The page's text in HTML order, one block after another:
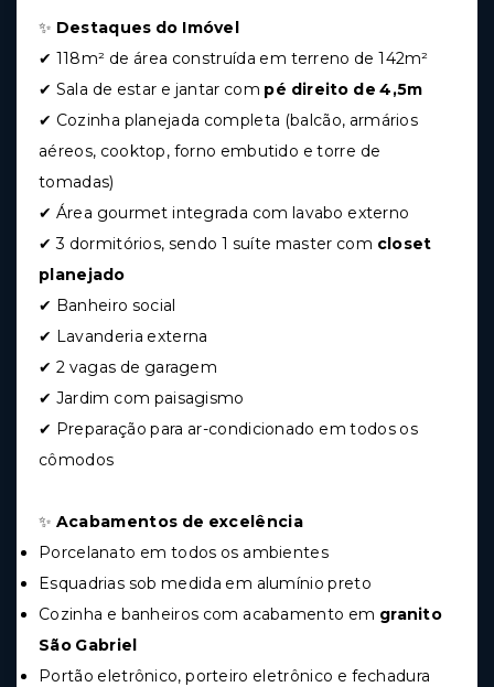
✨ Destaques do Imóvel
✔ 118m² de área construída em terreno de 142m²
✔ Sala de estar e jantar com pé direito de 4,5m
✔ Cozinha planejada completa (balcão, armários
aéreos, cooktop, forno embutido e torre de
tomadas)
✔ Área gourmet integrada com lavabo externo
✔ 3 dormitórios, sendo 1 suíte master com closet
planejado
✔ Banheiro social
✔ Lavanderia externa
✔ 2 vagas de garagem
✔ Jardim com paisagismo
✔ Preparação para ar-condicionado em todos os
cômodos
✨ Acabamentos de excelência
Porcelanato em todos os ambientes
Esquadrias sob medida em alumínio preto
Cozinha e banheiros com acabamento em granito
São Gabriel
Portão eletrônico, porteiro eletrônico e fechadura